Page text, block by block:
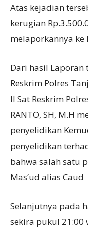
Atas kejadian
kerugian
melaporkannya ke
Dari hasil Laporan
Reskrim Polres
II Sat Reskrim
RANTO, SH, M.H
penyelidikan
penyelidikan
bahwa salah satu
Mas’ud alias Caud
Selanjutnya pada
sekira pukul 21:00